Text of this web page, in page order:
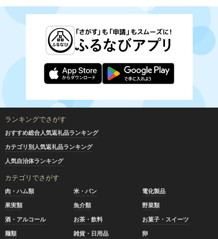
ランキングでさがす
おすすめ総合人気返礼品ランキング
カテゴリ別人気返礼品ランキング
人気自治体ランキング
カテゴリでさがす
肉・ハム類 米・パン
電化製品
果実類
魚介類
野菜類
酒・アルコール
お茶・飲料
お菓子・スイーツ
麺類
雑貨・日用品
卵